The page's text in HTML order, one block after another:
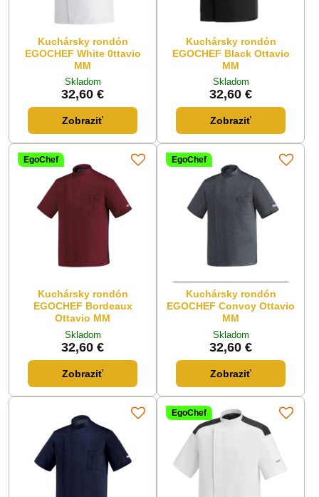
Kuchársky rondón
EGOCHEF White 0ttavio
MM
Skladom
32,60 €
Zobraziť
Kuchársky rondón
EGOCHEF Black Ottavio
MM
Skladom
32,60 €
Zobraziť
EgoChef
Kuchársky rondón
EGOCHEF Bordeaux
Ottavio MM
Skladom
32,60 €
Zobraziť
EgoChef
Kuchársky rondón
EGOCHEF Convoy Ottavio
MM
Skladom
32,60 €
Zobraziť
EgoChef